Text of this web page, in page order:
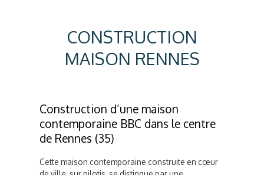
CONSTRUCTION
MAISON RENNES
Construction d’une maison
contemporaine BBC dans le centre
de Rennes (35)
Cette maison contemporaine construite en cœur